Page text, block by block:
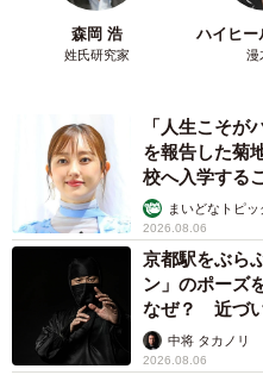
森岡 浩
姓氏研究家
ハイヒー
漫
「人生こそが
を報告した菊
校へ入学する
まいどなトピッ
2026.08.06
京都駅をぶら
ン」のポーズ
なぜ？ 近づ
未熟」中将 タカノリ
2026.08.06